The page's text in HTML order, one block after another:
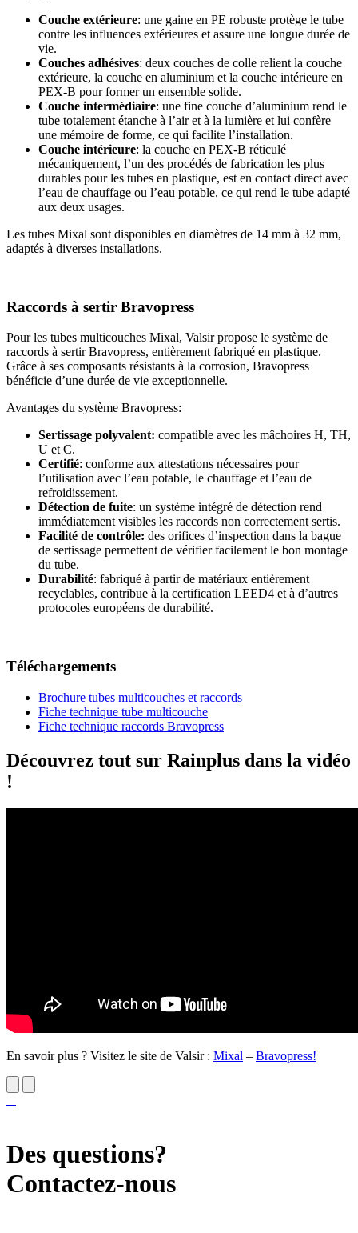
Couche extérieure: une gaine en PE robuste protège le tube
contre les influences extérieures et assure une longue durée de
vie.
Couches adhésives: deux couches de colle relient la couche
extérieure, la couche en aluminium et la couche intérieure en
PEX-B pour former un ensemble solide.
Couche intermédiaire: une fine couche d’aluminium rend le
tube totalement étanche à l’air et à la lumière et lui confère
une mémoire de forme, ce qui facilite l’installation.
Couche intérieure: la couche en PEX-B réticulé
mécaniquement, l’un des procédés de fabrication les plus
durables pour les tubes en plastique, est en contact direct avec
l’eau de chauffage ou l’eau potable, ce qui rend le tube adapté
aux deux usages.
Les tubes Mixal sont disponibles en diamètres de 14 mm à 32 mm,
adaptés à diverses installations.
Raccords à sertir Bravopress
Pour les tubes multicouches Mixal, Valsir propose le système de
raccords à sertir Bravopress, entièrement fabriqué en plastique.
Grâce à ses composants résistants à la corrosion, Bravopress
bénéficie d’une durée de vie exceptionnelle.
Avantages du système Bravopress:
Sertissage polyvalent: compatible avec les mâchoires H, TH,
U et C.
Certifié: conforme aux attestations nécessaires pour
l’utilisation avec l’eau potable, le chauffage et l’eau de
refroidissement.
Détection de fuite: un système intégré de détection rend
immédiatement visibles les raccords non correctement sertis.
Facilité de contrôle: des orifices d’inspection dans la bague
de sertissage permettent de vérifier facilement le bon montage
du tube.
Durabilité: fabriqué à partir de matériaux entièrement
recyclables, contribue à la certification LEED4 et à d’autres
protocoles européens de durabilité.
Téléchargements
Brochure tubes multicouches et raccords
Fiche technique tube multicouche
Fiche technique raccords Bravopress
Découvrez tout sur Rainplus dans la vidéo
!
En savoir plus ? Visitez le site de Valsir : Mixal – Bravopress!
Des questions?
Contactez-nous